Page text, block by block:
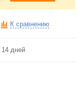
К сравнению
14 дней